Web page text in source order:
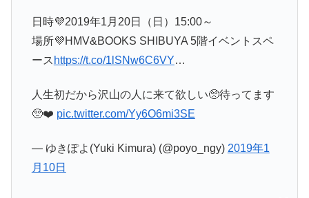
日時💜2019年1月20日（日）15:00～
場所💜HMV&BOOKS SHIBUYA 5階イベントスペ
ース https://t.co/1lSNw6C6VY…
人生初だから沢山の人に来て欲しい🥺待ってます
🥺❤️ pic.twitter.com/Yy6O6mi3SE
— ゆきぽよ(Yuki Kimura) (@poyo_ngy) 2019年1
月10日